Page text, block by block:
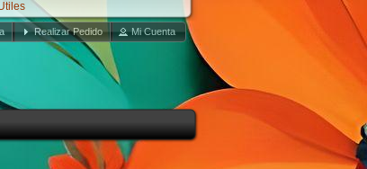
Realizar Pedido Mi Cuenta